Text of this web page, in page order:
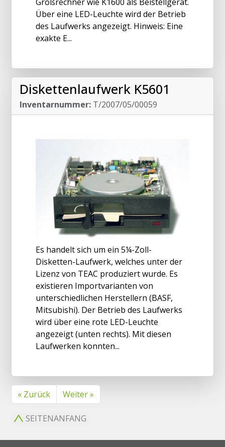
Über eine LED-Leuchte wird der Betrieb
des Laufwerks angezeigt. Hinweis: Eine
exakte E...
Diskettenlaufwerk K5601
Inventarnummer: T/2007/05/00059
Es handelt sich um ein 5¼-Zoll-
Disketten-Laufwerk, welches unter der
Lizenz von TEAC produziert wurde. Es
existieren Importvarianten von
unterschiedlichen Herstellern (BASF,
Mitsubishi). Der Betrieb des Laufwerks
wird über eine rote LED-Leuchte
angezeigt (unten rechts). Mit diesen
Laufwerken konnten...
« Zurück Weiter »
SEITENANFANG